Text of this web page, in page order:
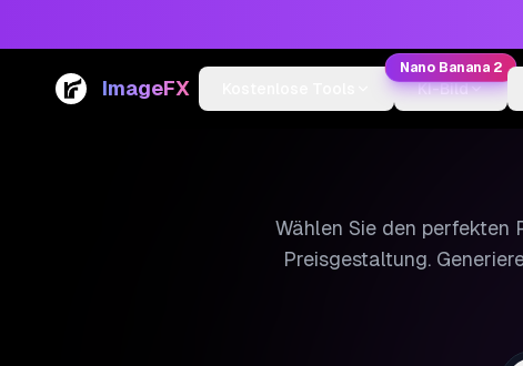
ImageFX
Nano Banana 2
KI-Bild
Wählen Sie den perfekten
Preisgestaltung.